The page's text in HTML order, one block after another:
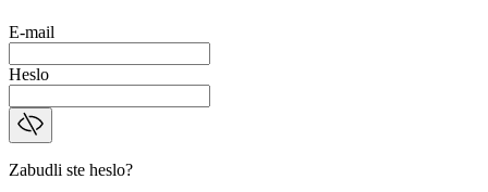
E-mail
Heslo
Zabudli ste heslo?